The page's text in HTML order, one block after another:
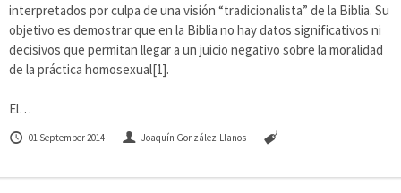
interpretados por culpa de una visión “tradicionalista” de la Biblia. Su
objetivo es demostrar que en la Biblia no hay datos significativos ni
decisivos que permitan llegar a un juicio negativo sobre la moralidad
de la práctica homosexual[1].
El…
01 September 2014 Joaquín González-Llanos